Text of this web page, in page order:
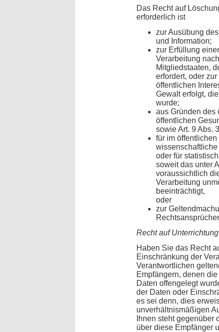
Das Recht auf
erforderlich ist
zur Ausübung
und Information;
zur Erfüllung
Verarbeitung
Mitgliedstaaten,
erfordert, oder
öffentlichen
Gewalt erfolgt,
wurde;
aus Gründen des
öffentlichen
sowie Art. 9 Abs.
für im
oder für
soweit das unter
voraussichtlich
Verarbeitung
beeinträchtigt,
oder
zur
Recht auf Unterrichtung
Haben Sie das Recht
Einschränkung der
Verantwortlichen
Empfängern, denen
Daten offengelegt
der Daten oder
es sei denn, dies
unverhältnismäßigen
Ihnen steht gegenüber
über diese Empfänger